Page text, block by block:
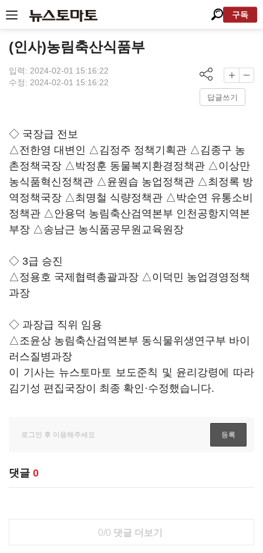
구독
(인사)농림축산식품부
입력: 2024-02-01 15:16:22
수정: 2024-02-01 15:16:22
답글쓰기
◇ 국장급 전보
△전한영 대변인 △김정주 정책기획관 △김종구 농
촌정책국장 △박정훈 동물복지환경정책관 △이상만
농식품혁신정책관 △윤원습 농업정책관 △최정록 방
역정책국장 △최명철 식량정책관 △박순연 유통소비
정책관 △안용덕 농림축산검역본부 인천공항지역본
부장 △송남근 농식품공무원교육원장
◇ 3급 승진
△정용호 국제협력총괄과장 △이덕민 농업경영정책
과장
◇ 과장급 직위 임용
△조윤상 농림축산검역본부 동식물위생연구부 바이
러스질병과장
이 기사는 뉴스토마토 보도준칙 및 윤리강령에 따라
김기성 편집국장이 최종 확인·수정했습니다.
댓글 0
0/0 댓글 더보기